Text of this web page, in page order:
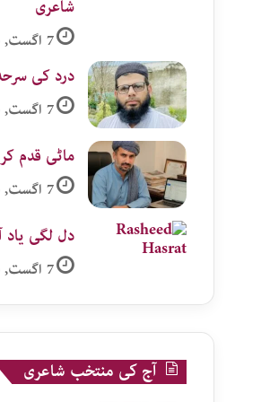
شاعری
7 اگست, 2026
درد کی
7 اگست, 2026
ماٹی قدم
7 اگست, 2026
دل لگی یاد
7 اگست, 2026
آج کی منتخب شاعری